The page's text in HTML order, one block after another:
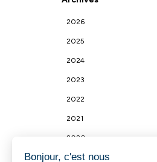
2026
2025
2024
2023
2022
2021
2020
2019